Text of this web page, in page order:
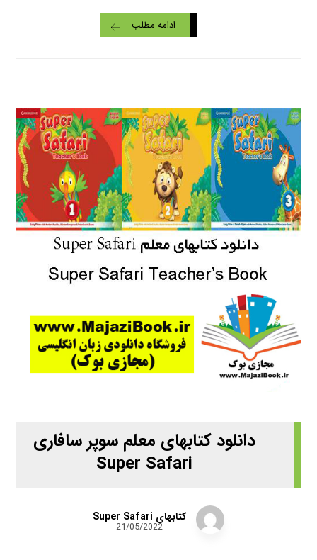
ادامه مطلب
دانلود کتابهای معلم سوپر سافاری
Super Safari
کتابهای Super Safari
21/05/2022